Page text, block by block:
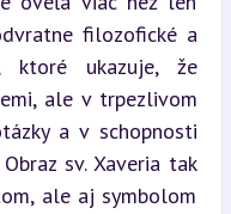
filozofické a
ktoré ukazuje, že
ale v trpezlivom
a v schopnosti
sv. Xaveria tak
ale aj symbolom